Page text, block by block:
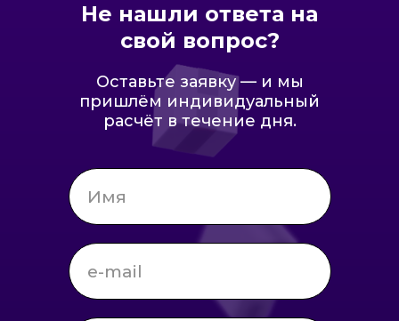
Не нашли ответа на
свой вопрос?
Оставьте заявку — и мы
пришлём индивидуальный
расчёт в течение дня.